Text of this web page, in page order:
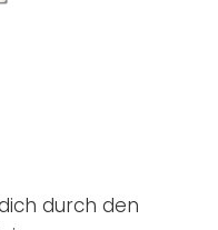
durch den